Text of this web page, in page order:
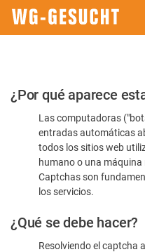
Por
favor,
confirme
humano
¿Por qué aparece
Las computadoras
entradas automáticas
todos los sitios web
humano o una
Captchas son
los servicios.
¿Qué se debe hacer?
Resolviendo el captcha